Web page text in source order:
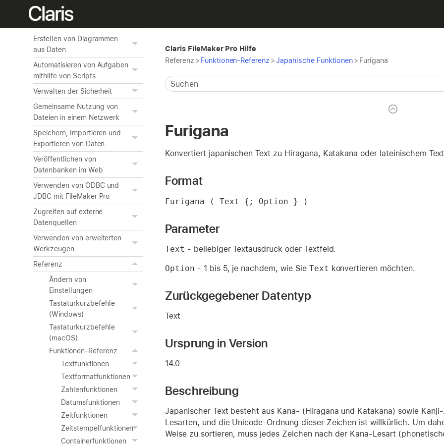
Layoutbereichen und
Layouthintergrund
Erstellen von Diagrammen
aus Daten
Automatisieren von Aufgaben
mithilfe von Scripts
Verwalten der Sicherheit
Gemeinsame Nutzung von
Dateien in einem Netzwerk
Speichern, Importieren und
Exportieren von Daten
Veröffentlichen von
Datenbanken im Web
Verwenden von ODBC und
JDBC mit FileMaker Pro
Zugreifen auf externe
Datenquellen
Verwenden von erweiterten
Werkzeugen
Referenz
Ändern von
Einstellungen
Tastaturkurzbefehle
(Windows)
Tastaturkurzbefehle
(macOS)
Funktionen-Referenz
Textfunktionen
Textformatfunktionen
Zahlenfunktionen
Datumsfunktionen
Zeitfunktionen
Zeitstempelfunktionen
Containerfunktionen
Claris FileMaker Pro Hilfe
Referenz > Funktionen-Referenz >Japanische Funktionen> Furigana
Furigana
Konvertiert japanischen Text zu Hiragana, Katakana oder lateinischem
Format
Furigana ( Text {; Option } )
Parameter
Text - beliebiger Textausdruck oder Textfeld.
Option - 1 bis 5, je nachdem, wie Sie Text konvertieren möchten.
Zurückgegebener Datentyp
Text
Ursprung in Version
14.0
Beschreibung
Japanischer Text besteht aus Kana- (Hiragana und Katakana) sowie
Lesarten, und die Unicode-Ordnung dieser Zeichen ist willkürlich. Um
Weise zu sortieren, muss jedes Zeichen nach der Kana-Lesart